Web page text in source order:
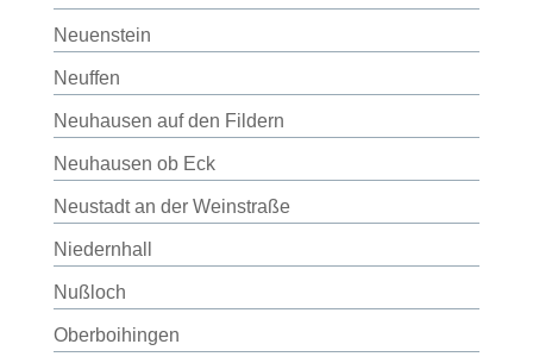
Neuenstein
Neuffen
Neuhausen auf den Fildern
Neuhausen ob Eck
Neustadt an der Weinstraße
Niedernhall
Nußloch
Oberboihingen